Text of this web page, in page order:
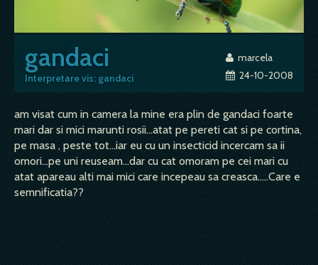
gandaci
Interpretare vis: gandaci
marcela
24-10-2008
am visat cum in camera la mine era plin de gandaci foarte
mari dar si mici marunti rosii...atat pe pereti cat si pe cortina,
pe masa , peste tot...iar eu cu un insecticid incercam sa ii
omori...pe uni reuseam...dar cu cat omoram pe cei mari cu
atat apareau alti mai mici care incepeau sa creasca.....Care e
semnificatia??